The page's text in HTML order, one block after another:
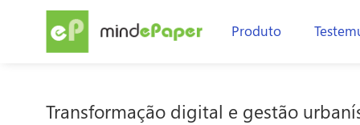
Produto
Transformação digital e gestão